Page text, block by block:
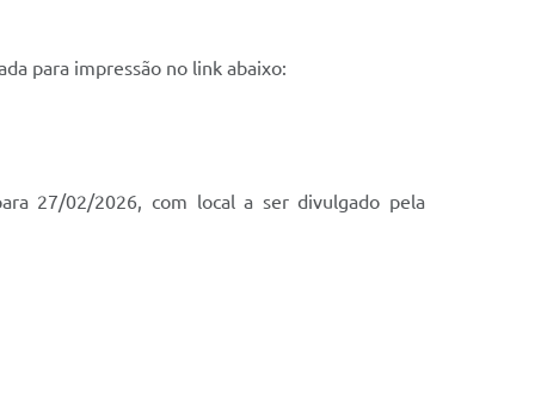
para impressão no link abaixo:
27/02/2026, com local a ser divulgado pela